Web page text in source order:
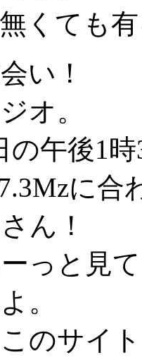
くても
い！
オ。
午後1時
に合
ん！
っと見
。
のサイ